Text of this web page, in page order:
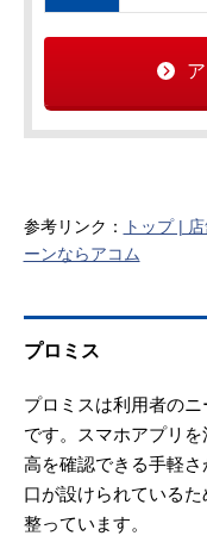
参考リンク：
トップ |
ーンならアコム
プロミス
プロミスは利用者の
です。スマホアプリ
高を確認できる手軽
口が設けられている
整っています。